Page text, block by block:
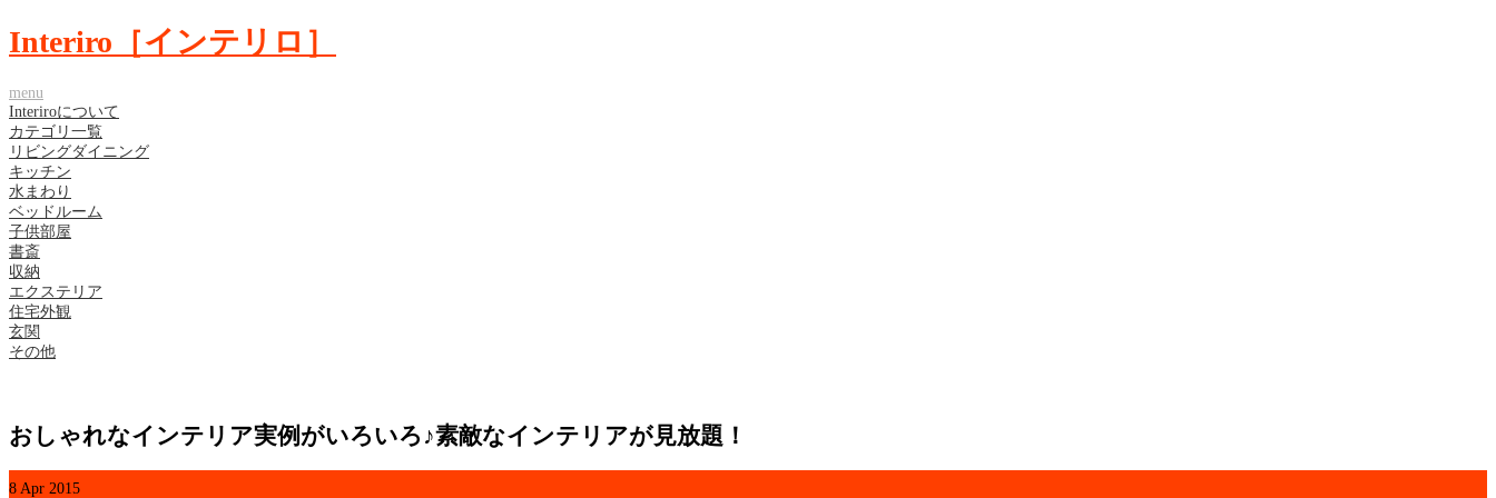
Interiro［インテリロ］
menu
Interiroについて
カテゴリ一覧
リビングダイニング
キッチン
水まわり
ベッドルーム
子供部屋
書斎
収納
エクステリア
住宅外観
玄関
その他
おしゃれなインテリア実例がいろいろ♪素敵なインテリアが見放題！
8 Apr 2015